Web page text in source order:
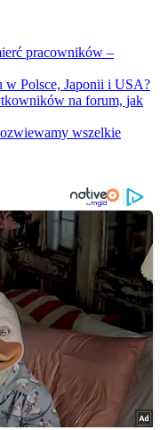
pracowników –
w Polsce, Japonii i USA?
na forum, jak
wszelkie